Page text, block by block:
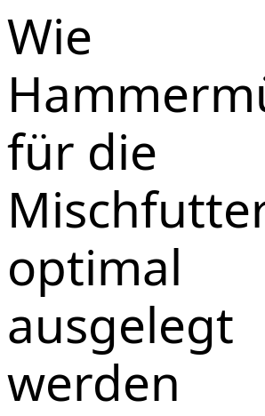
Wie
für die
optimal
ausgelegt
werden